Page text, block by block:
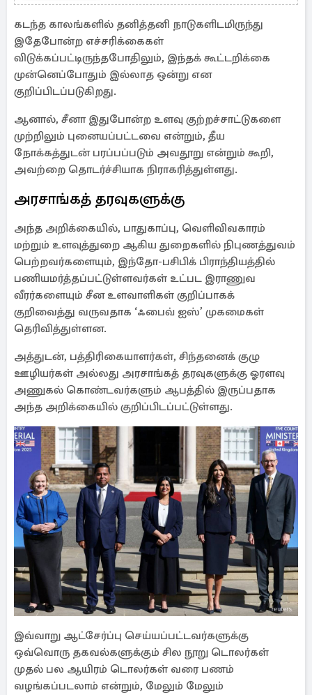
இளைஞரின் தந்தை
கடந்த காலங்களில் தனித்தனி நாடுகளிடமிருந்து
இதேபோன்ற எச்சரிக்கைகள்
விடுக்கப்பட்டிருந்தபோதிலும், இந்தக் கூட்டறிக்கை
முன்னெப்போதும் இல்லாத ஒன்று என
குறிப்பிடப்படுகிறது.
ஆனால், சீனா இதுபோன்ற உளவு குற்றச்சாட்டுகளை
முற்றிலும் புனையப்பட்டவை என்றும், தீய
நோக்கத்துடன் பரப்பப்படும் அவதூறு என்றும் கூறி,
அவற்றை தொடர்ச்சியாக நிராகரித்துள்ளது.
அரசாங்கத் தரவுகளுக்கு
அந்த அறிக்கையில், பாதுகாப்பு, வெளிவிவகாரம்
மற்றும் உளவுத்துறை ஆகிய துறைகளில் நிபுணத்துவம்
பெற்றவர்களையும், இந்தோ-பசிபிக் பிராந்தியத்தில்
பணியமர்த்தப்பட்டுள்ளவர்கள் உட்பட இராணுவ
வீரர்களையும் சீன உளவாளிகள் குறிப்பாகக்
குறிவைத்து வருவதாக ‘ஃபைவ் ஐஸ்’ முகமைகள்
தெரிவித்துள்ளன.
அத்துடன், பத்திரிகையாளர்கள், சிந்தனைக் குழு
ஊழியர்கள் அல்லது அரசாங்கத் தரவுகளுக்கு ஓரளவு
அணுகல் கொண்டவர்களும் ஆபத்தில் இருப்பதாக
அந்த அறிக்கையில் குறிப்பிடப்பட்டுள்ளது.
இவ்வாறு ஆட்சேர்ப்பு செய்யப்பட்டவர்களுக்கு
ஒவ்வொரு தகவல்களுக்கும் சில நூறு டொலர்கள்
முதல் பல ஆயிரம் டொலர்கள் வரை பணம்
வழங்கப்படலாம் என்றும், மேலும் மேலும்